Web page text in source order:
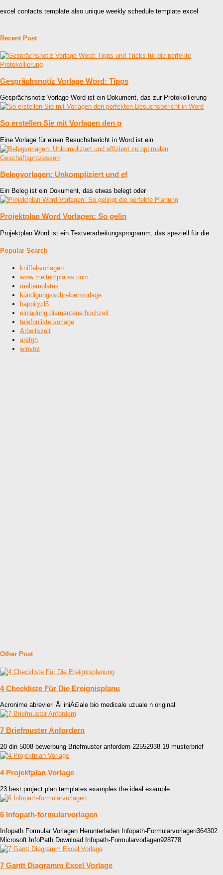
excel contacts template also unique weekly schedule template excel
Recent Post
Gesprächsnotiz Vorlage Word: Tipps
Gesprächsnotiz Vorlage Word ist ein Dokument, das zur Protokollierung
So erstellen Sie mit Vorlagen den p
Eine Vorlage für einen Besuchsbericht in Word ist ein
Belegvorlagen: Unkompliziert und ef
Ein Beleg ist ein Dokument, das etwas belegt oder
Projektplan Word Vorlagen: So gelin
Projektplan Word ist ein Textverarbeitungsprogramm, das speziell für die
Popular Search
kniffel-vorlagen
www meltemplates com
meltemplates
kündigungsschreibenvorlage
happilycl5
einladung diamantene hochzeit
telefonliste vorlage
Arbeitszeit
arefgh
winvnz
Other Post
4 Checkliste Für Die Ereignisplanu
Acronime abrevieri Åi iniÅ£iale bio medicale uzuale n original
7 Briefmuster Anfordern
20 din 5008 bewerbung Briefmuster anfordern 22552938 19 musterbrief
4 Projektplan Vorlage
23 best project plan templates examples the ideal example
6 Infopath-formularvorlagen
Infopath Formular Vorlagen Herunterladen Infopath-Formularvorlagen364302
Microsoft InfoPath Download Infopath-Formularvorlagen928778
7 Gantt Diagramm Excel Vorlage